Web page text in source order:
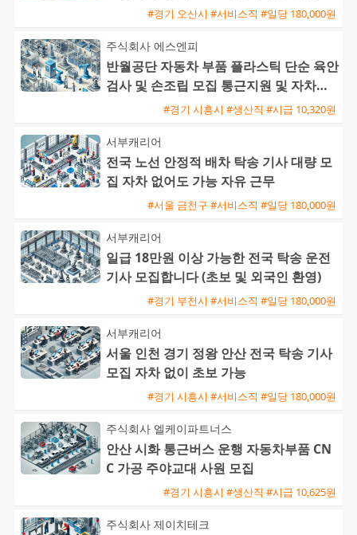
#경기 오산시 #서비스직 #일당 180,000원
주식회사 에스엔피
반월공단 자동차 부품 플라스틱 단순 육안
검사 및 손조립 모집 통근지원 및 자차수
#경기 시흥시 #생산직 #시급 10,320원
서부캐리어
전국 노선 안정적 배차 탁송 기사 대량 모
집 자차 없어도 가능 자유 근무
#서울 금천구 #서비스직 #일당 180,000원
서부캐리어
일급 18만원 이상 가능한 전국 탁송 운전
기사 모집합니다 (초보 및 외국인 환영)
#경기 부천시 #서비스직 #일당 180,000원
서부캐리어
서울 인천 경기 정왕 안산 전국 탁송 기사
모집 자차 없이 초보 가능
#경기 시흥시 #서비스직 #일당 180,000원
주식회사 엘케이파트너스
안산 시화 통근버스 운행 자동차부품 CN
C 가공 주야교대 사원 모집
#경기 시흥시 #생산직 #시급 10,625원
주식회사 제이치테크